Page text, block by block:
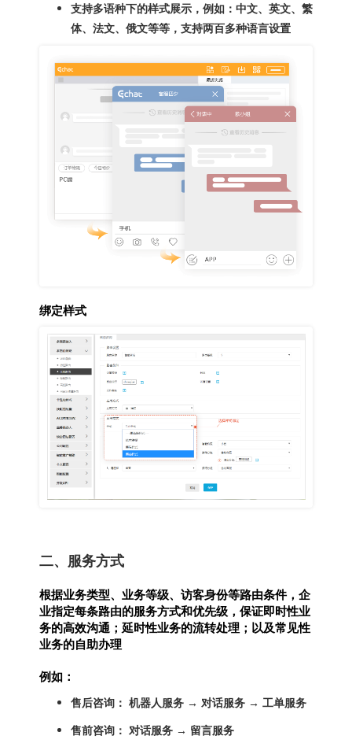
支持多语种下的样式展示，例如：中文、英文、繁
体、法文、俄文等等，支持两百多种语言设置
绑定样式
二、服务方式
根据业务类型、业务等级、访客身份等路由条件，企
业指定每条路由的服务方式和优先级，保证即时性业
务的高效沟通；延时性业务的流转处理；以及常见性
业务的自助办理
例如：
售后咨询： 机器人服务 → 对话服务 → 工单服务
售前咨询： 对话服务 → 留言服务